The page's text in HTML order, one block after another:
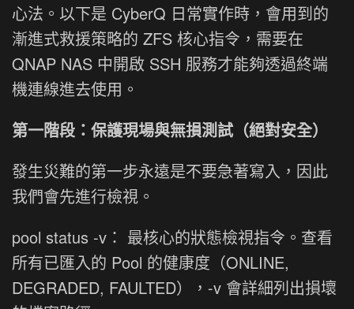
心法。以下是 CyberQ 日常實作時，會用到的
漸進式救援策略的 ZFS 核心指令，需要在
QNAP NAS 中開啟 SSH 服務才能夠透過終端
機連線進去使用。
第一階段：保護現場與無損測試（絕對安全）
發生災難的第一步永遠是不要急著寫入，因此
我們會先進行檢視。
pool status -v： 最核心的狀態檢視指令。查看
所有已匯入的 Pool 的健康度（ONLINE,
DEGRADED, FAULTED），-v 會詳細列出損壞